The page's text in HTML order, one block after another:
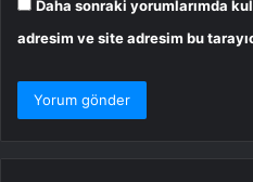
Daha sonraki yorumlarımda
adresim ve site adresim bu